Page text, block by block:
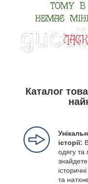
Каталог
історії:
одягу та
та